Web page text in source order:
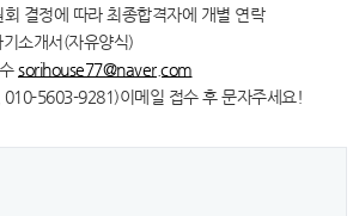
결정에 따라 최종합격자에 개별 연락
소개서(자유양식)
sorihouse77@naver.com
5603-9281)이메일 접수 후 문자주세요!